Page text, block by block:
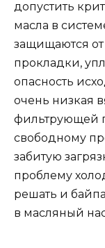
допустить
масла в
защищаются
прокладки,
опасность
очень низкая
фильтрующей
свободному
забитую
проблему
решать и
в масляный